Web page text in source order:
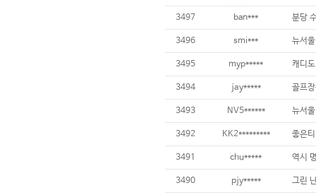
3497 ban***
3496 smi***
3495 myp*****
3494 jay*****
3493 NV5******
3492 KK2*********
3491 chu*****
3490 pjy*****